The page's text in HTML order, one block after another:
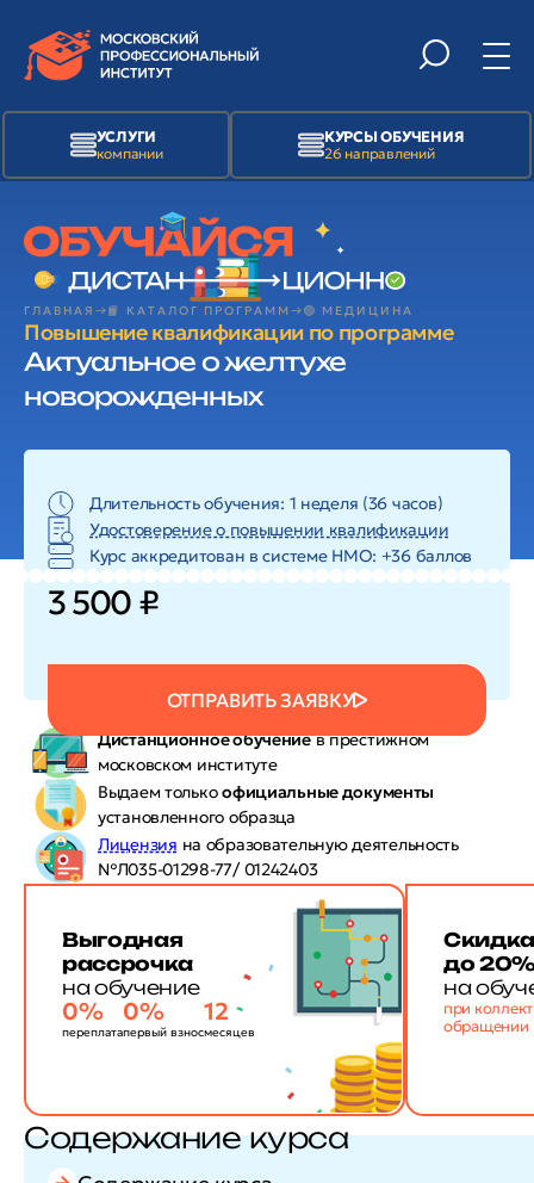
УСЛУГИ
компании
КУРСЫ ОБУЧЕНИЯ
26 направлений
ГЛАВНАЯ 📙 КАТАЛОГ ПРОГРАММ 🟢 МЕДИЦИНА
Повышение квалификации по программе
Актуальное о желтухе
новорожденных
Длительность обучения: 1 неделя (36 часов)
Удостоверение о повышении квалификации
Курс аккредитован в системе HMO: +36 баллов
3 500 ₽
ОТПРАВИТЬ ЗАЯВКУ
Дистанционное обучениев престижном
московском институте
Выдаем толькоофициальные документы
установленного образца
Лицензия на образовательную деятельность
№Л035-01298-77/ 01242403
Выгодная
рассрочка
на обучение
0%
переплата
0%
первый взнос
12
месяцев
до
на
при
обращении
Содержание курса